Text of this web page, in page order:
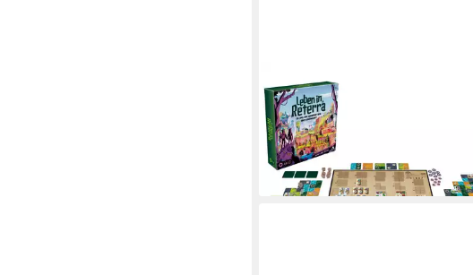
HASBRO
Spiel Familienspiel Leben in Reterra
(Fachhandels-Spezialartikel)
40,08 €
lieferbar - in 2-3 Werktagen bei dir